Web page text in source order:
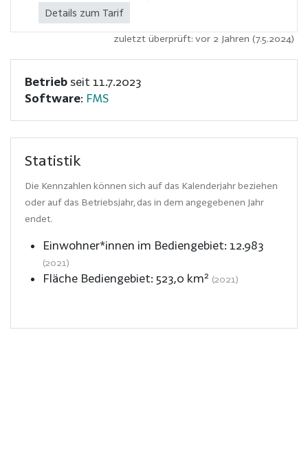
Details zum Tarif
zuletzt überprüft: vor 2 Jahren (7.5.2024)
Betrieb seit 11.7.2023
Software: FMS
Statistik
Die Kennzahlen können sich auf das Kalenderjahr beziehen
oder auf das Betriebsjahr, das in dem angegebenen Jahr
endet.
Einwohner*innen im Bediengebiet: 12.983
(2021)
Fläche Bediengebiet: 523,0 km² (2021)